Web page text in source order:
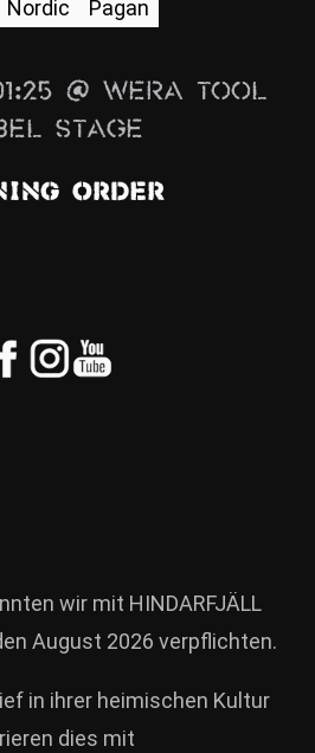
Nordic Pagan
@ Wera Tool
Stage
Order
wir mit HINDARFJÄLL
August 2026 verpflichten.
in ihrer heimischen Kultur
dies mit